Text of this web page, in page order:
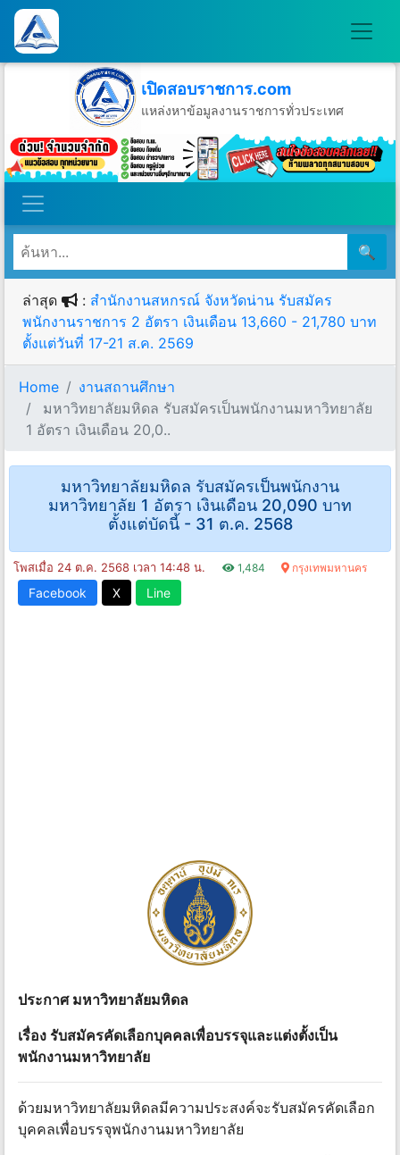
เปิดสอบราชการ.com
แหล่งหาข้อมูลงานราชการทั่วประเทศ
วันเสาร์ที่ 8 เดือนสิงหาคม พ.ศ.2569
🔍
ล่าสุด : สำนักงานสหกรณ์ จังหวัดน่าน รับสมัคร
พนักงานราชการ 2 อัตรา เงินเดือน 13,660 - 21,780 บาท
ตั้งแต่วันที่ 17-21 ส.ค. 2569
Home
งานสถานศึกษา
มหาวิทยาลัยมหิดล รับสมัครเป็นพนักงานมหาวิทยาลัย
1 อัตรา เงินเดือน 20,0..
มหาวิทยาลัยมหิดล รับสมัครเป็นพนักงาน
มหาวิทยาลัย 1 อัตรา เงินเดือน 20,090 บาท
ตั้งแต่บัดนี้ - 31 ต.ค. 2568
โพสเมื่อ 24 ต.ค. 2568 เวลา 14:48 น. 1,484 กรุงเทพมหานคร
Facebook X Line
ประกาศ มหาวิทยาลัยมหิดล
เรื่อง รับสมัครคัดเลือกบุคคลเพื่อบรรจุและแต่งตั้งเป็น
พนักงานมหาวิทยาลัย
ด้วยมหาวิทยาลัยมหิดลมีความประสงค์จะรับสมัครคัดเลือก
บุคคลเพื่อบรรจุพนักงานมหาวิทยาลัย